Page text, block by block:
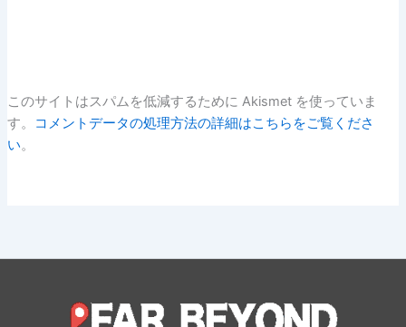
このサイトはスパムを低減するために Akismet を使っていま
す。
コメントデータの処理方法の詳細はこちらをご覧くださ
い。